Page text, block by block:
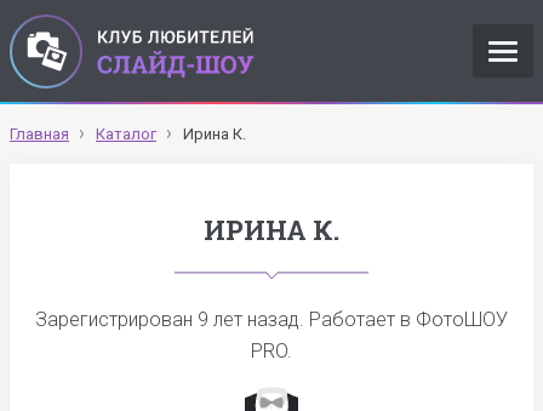
Главная Каталог Ирина К.
ИРИНА К.
Зарегистрирован 9 лет назад. Работает в ФотоШОУ
PRO.